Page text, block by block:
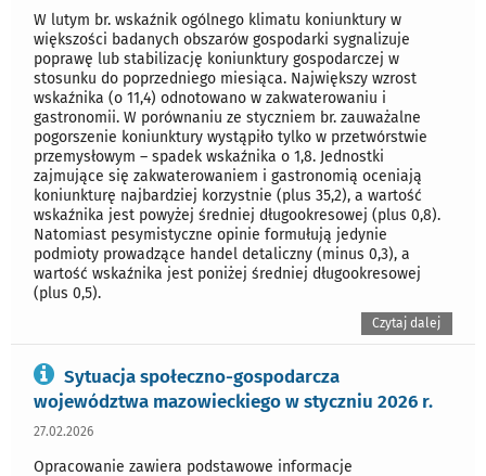
W lutym br. wskaźnik ogólnego klimatu koniunktury w
większości badanych obszarów gospodarki sygnalizuje
poprawę lub stabilizację koniunktury gospodarczej w
stosunku do poprzedniego miesiąca. Największy wzrost
wskaźnika (o 11,4) odnotowano w zakwaterowaniu i
gastronomii. W porównaniu ze styczniem br. zauważalne
pogorszenie koniunktury wystąpiło tylko w przetwórstwie
przemysłowym – spadek wskaźnika o 1,8. Jednostki
zajmujące się zakwaterowaniem i gastronomią oceniają
koniunkturę najbardziej korzystnie (plus 35,2), a wartość
wskaźnika jest powyżej średniej długookresowej (plus 0,8).
Natomiast pesymistyczne opinie formułują jedynie
podmioty prowadzące handel detaliczny (minus 0,3), a
wartość wskaźnika jest poniżej średniej długookresowej
(plus 0,5).
Czytaj dalej
Sytuacja społeczno-gospodarcza
województwa mazowieckiego w styczniu 2026 r.
27.02.2026
Opracowanie zawiera podstawowe informacje